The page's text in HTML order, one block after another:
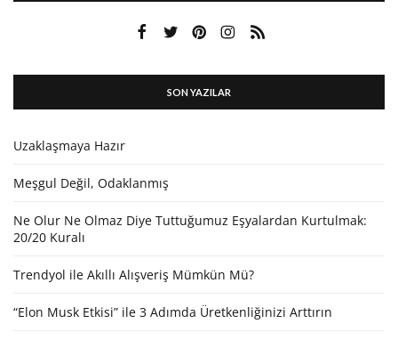
SON YAZILAR
Uzaklaşmaya Hazır
Meşgul Değil, Odaklanmış
Ne Olur Ne Olmaz Diye Tuttuğumuz Eşyalardan Kurtulmak:
20/20 Kuralı
Trendyol ile Akıllı Alışveriş Mümkün Mü?
“Elon Musk Etkisi” ile 3 Adımda Üretkenliğinizi Arttırın